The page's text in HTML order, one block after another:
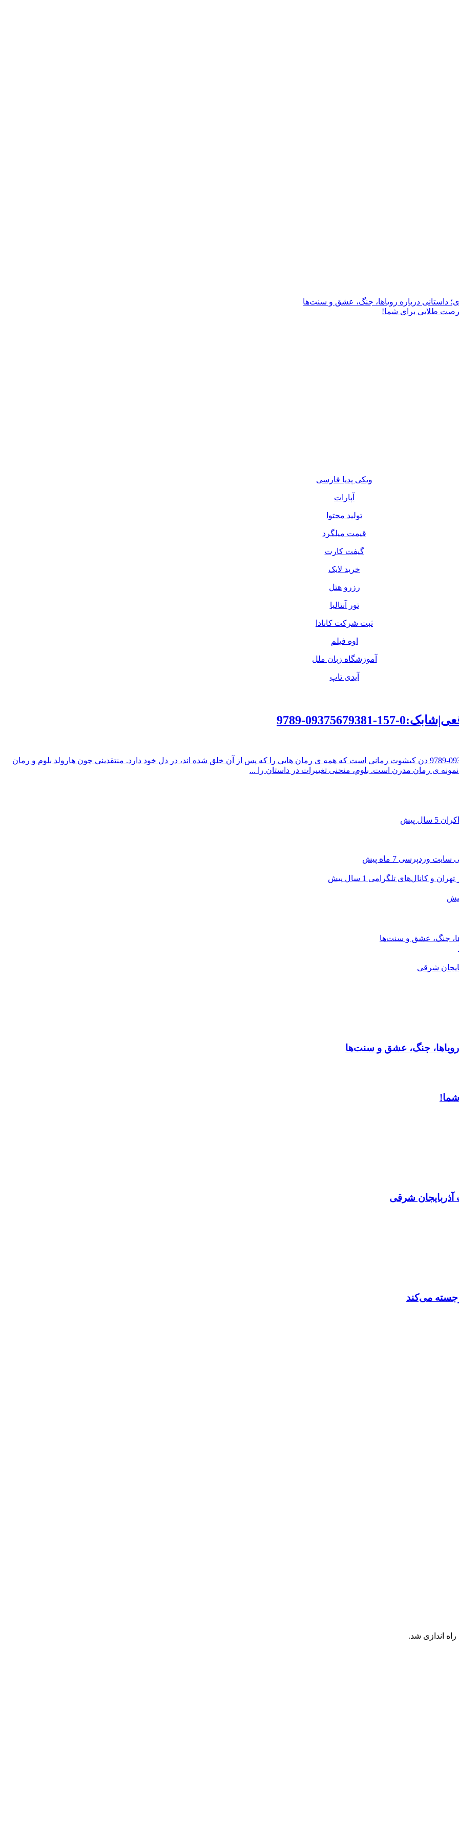
داستانی درباره رویاها، جنگ، عشق و سنت‌ها
فرصت طلایی برای شما!
ویکی پدیا فارسی
آپارات
تولید محتوا
قیمت میلگرد
گیفت کارت
خرید لایک
رزرو هتل
تور آنتالیا
ثبت شرکت کانادا
اوه فیلم
آموزشگاه زبان ملل
آیدی تاپ
دن کیشوت|نوبت چاپ:سوم 1398|قطع:رقعی|شابک:0-157-09375679381-9789 دن کیشوت رمانی است که همه ی رمان هایی را که پس از آن خلق شده اند، در دل خود دارد. منتقدینی چون هارولد بلوم و رمان
ی رمان مدرن است. بلوم، منحنی تغییرات در داستان را ...
5 سال پیش
7 ماه پیش
تهران و کانال‌های تلگرامی 1 سال پیش
جنگ، عشق و سنت‌ها
شرقی
رویاها، جنگ، عشق و سنت‌ها
شرقی
می‌کند